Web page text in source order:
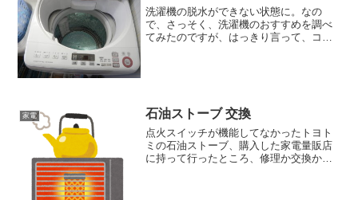
洗濯機の脱水ができない状態に。なの
で、さっそく、洗濯機のおすすめを調べ
てみたのですが、はっきり言って、コレ
家電 石油ストーブ 交換
点火スイッチが機能してなかったトヨト
ミの石油ストーブ、購入した家電量販店
に持って行ったところ、修理か交換かど